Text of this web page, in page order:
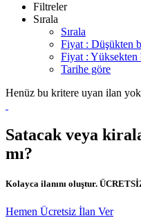
Filtreler
Sırala
Sırala
Fiyat : Düşükten
Fiyat : Yüksekten
Tarihe göre
Henüz bu kritere uyan ilan
Satacak veya
mı?
Kolayca ilanını oluştur.
Hemen Ücretsiz İlan Ver